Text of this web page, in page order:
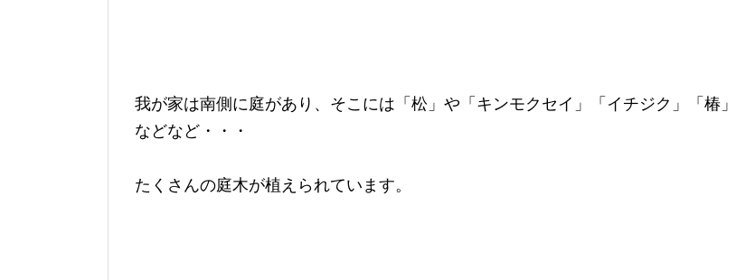
我が家は南側に庭があり、そこには「松」や「キンモクセイ」「イチジク」「椿」
などなど・・・
たくさんの庭木が植えられています。